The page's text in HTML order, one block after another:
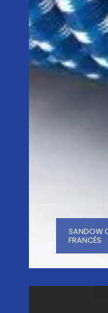
SANDOW
FRANCÉS